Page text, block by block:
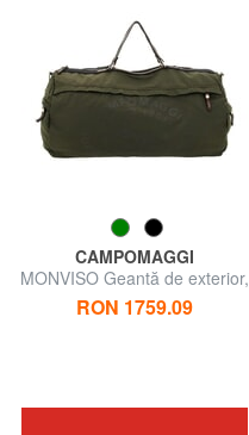
CAMPOMAGGI
MONVISO Geantă de exterior,
cu curea de umăr
RON 1759.09